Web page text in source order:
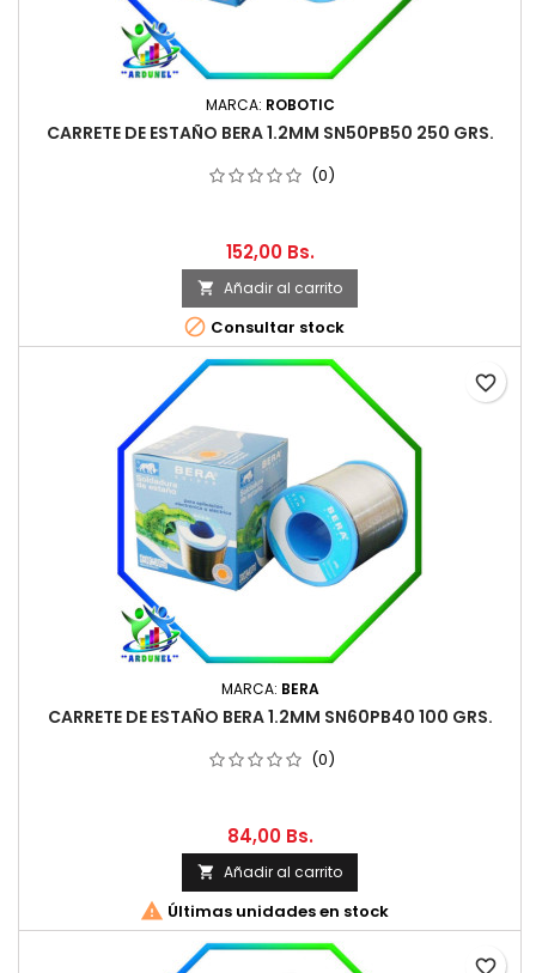
MARCA: ROBOTIC
CARRETE DE ESTAÑO BERA 1.2MM SN50PB50 250 GRS.
(0)
152,00 Bs.
 Añadir al carrito
 Consultar stock
MARCA: BERA
CARRETE DE ESTAÑO BERA 1.2MM SN60PB40 100 GRS.
(0)
84,00 Bs.
 Añadir al carrito
 Últimas unidades en stock
favorite_border
favorite_border